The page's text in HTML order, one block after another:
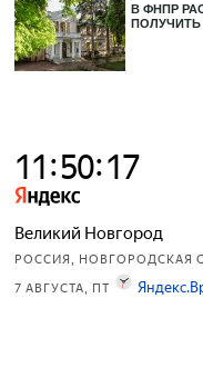
В ФНПР